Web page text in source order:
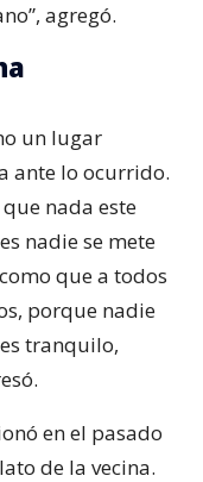
agregó.
un lugar
ante lo ocurrido.
nada este
nadie se mete
que a todos
porque nadie
tranquilo,
en el pasado
de la vecina.